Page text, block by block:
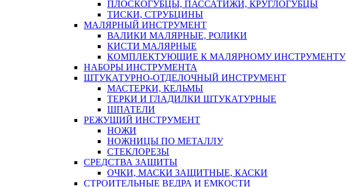
ПЛОСКОГУБЦЫ, ПАССАТИЖИ, КРУГЛОГУБЦЫ
ТИСКИ, СТРУБЦИНЫ
МАЛЯРНЫЙ ИНСТРУМЕНТ
ВАЛИКИ МАЛЯРНЫЕ, РОЛИКИ
КИСТИ МАЛЯРНЫЕ
КОМПЛЕКТУЮЩИЕ К МАЛЯРНОМУ ИНСТРУМЕНТУ
НАБОРЫ ИНСТРУМЕНТА
ШТУКАТУРНО-ОТДЕЛОЧНЫЙ ИНСТРУМЕНТ
МАСТЕРКИ, КЕЛЬМЫ
ТЕРКИ И ГЛАДИЛКИ ШТУКАТУРНЫЕ
ШПАТЕЛИ
РЕЖУЩИЙ ИНСТРУМЕНТ
НОЖИ
НОЖНИЦЫ ПО МЕТАЛЛУ
СТЕКЛОРЕЗЫ
СРЕДСТВА ЗАЩИТЫ
ОЧКИ, МАСКИ ЗАЩИТНЫЕ, КАСКИ
СТРОИТЕЛЬНЫЕ ВЕДРА И ЕМКОСТИ